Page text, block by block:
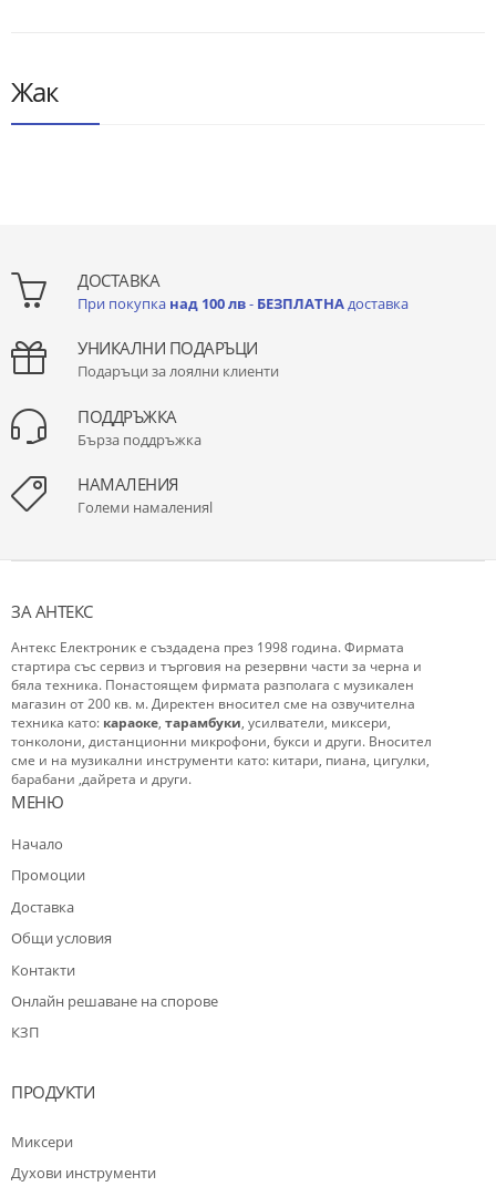
Жак
ДОСТАВКА
При покупка над 100 лв- БЕЗПЛАТНАдоставка
УНИКАЛНИ ПОДАРЪЦИ
Подаръци за лоялни клиенти
ПОДДРЪЖКА
Бърза поддръжка
НАМАЛЕНИЯ
Големи намаленияl
ЗА АНТЕКС
Антекс Електроник е създадена през 1998 година. Фирмата
стартира със сервиз и търговия на резервни части за черна и
бяла техника. Понастоящем фирмата разполага с музикален
магазин от 200 кв. м. Директен вносител сме на озвучителна
техника като: караоке, тарамбуки, усилватели, миксери,
тонколони, дистанционни микрофони, букси и други. Вносител
сме и на музикални инструменти като: китари, пиана, цигулки,
барабани ,дайрета и други.
МЕНЮ
Начало
Промоции
Доставка
Общи условия
Контакти
Oнлайн решаване на спорове
КЗП
ПРОДУКТИ
Миксери
Духови инструменти